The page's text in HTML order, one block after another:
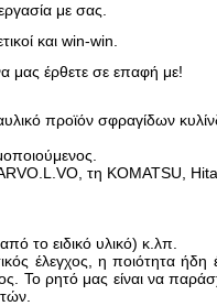
με σας.
και win-win.
μας έρθετε σε επαφή με!
προϊόν σφραγίδων
τη KOMATSU,
το ειδικό υλικό) κ.λπ.
έλεγχος, η ποιότητα ήδη
Το ρητό μας είναι να